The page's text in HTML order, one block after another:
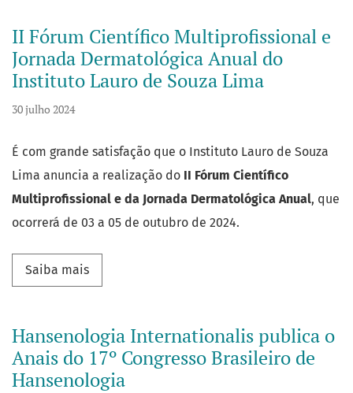
II Fórum Científico Multiprofissional e
Jornada Dermatológica Anual do
Instituto Lauro de Souza Lima
30 julho 2024
É com grande satisfação que o Instituto Lauro de Souza
Lima anuncia a realização do II Fórum Científico
Multiprofissional e da Jornada Dermatológica Anual, que
ocorrerá de 03 a 05 de outubro de 2024.
Saiba maisSaiba mais sobre II Fórum Científico
Hansenologia Internationalis publica o
Anais do 17º Congresso Brasileiro de
Hansenologia